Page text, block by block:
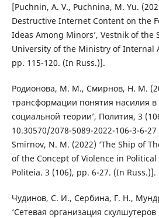
[Puchnin, A. V., Puchnina, M. Yu.
Destructive Internet Content on the
Ideas Among Minors’, Vestnik of the
University of the Ministry of Internal
pp. 115-120. (In Russ.)].
Родионова, М. М., Смирнов, Н. М.
трансформации понятия насилия в
социальной теории’, Полития, 3
10.30570/2078-5089-2022-106-3-6-
Smirnov, N. M. (2022) ‘The Ship of
of the Concept of Violence in Political
Politeia. 3 (106), pp. 6-27. (In Russ.)].
Чудинов, С. И., Сербина, Г. Н.,
‘Сетевая организация